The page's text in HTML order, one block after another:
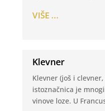
VIŠE ...
Klevner
Klevner (još i
istoznačnica je
vinove loze. U